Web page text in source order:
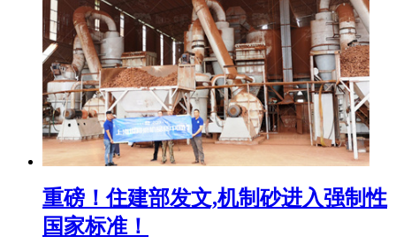
重磅！住建部发文,机制砂进入强制性
国家标准！